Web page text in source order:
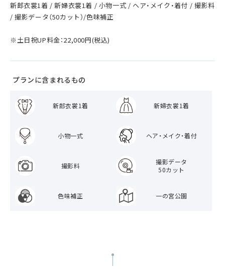
新郎衣裳1着 / 新婦衣裳1着 / 小物一式 / ヘア・メイク・着付 / 撮影料
/ 撮影データ（50カット）/色味補正
※土日祝UP料金：22,000円(税込)
プランに含まれるもの
新郎衣裳1着 新婦衣裳1着
小物一式 ヘア・メイク・着付
撮影料
撮影データ
50カット
色味補正 一の宮公園